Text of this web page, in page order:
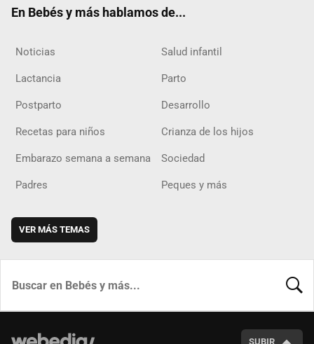
En Bebés y más hablamos de...
Noticias Salud infantil
Lactancia Parto
Postparto Desarrollo
Recetas para niños Crianza de los hijos
Embarazo semana a semana Sociedad
Padres Peques y más
VER MÁS TEMAS
SUBIR